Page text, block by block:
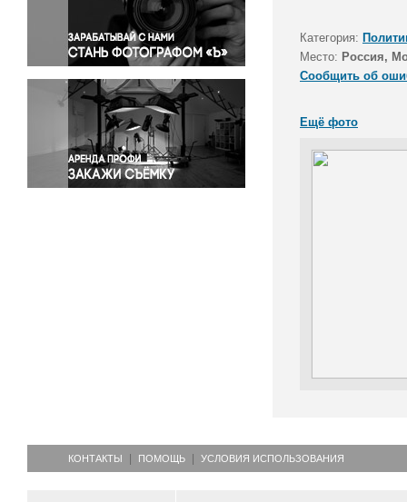
Правосудие
Происшествия и конфликты
Религия
Светская жизнь
Спорт
Экология
Экономика и бизнес
Категория:
Место: Россия,
Сообщить об
Ещё фото
КОНТАКТЫ ПОМОЩЬ УСЛОВИЯ ИСПОЛЬЗОВАНИЯ